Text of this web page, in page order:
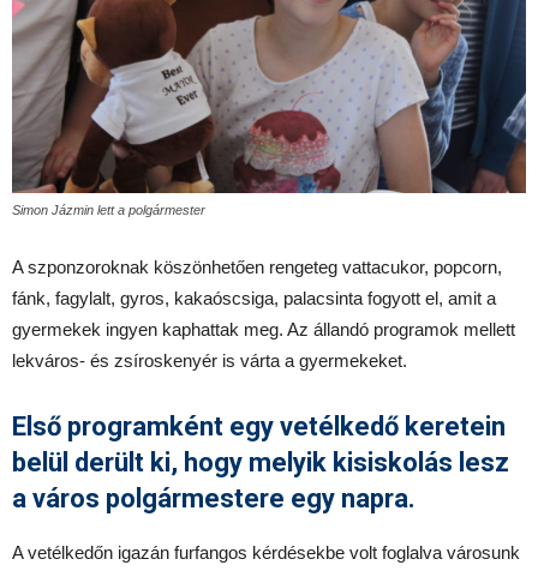
Simon Jázmin lett a polgármester
A szponzoroknak köszönhetően rengeteg vattacukor, popcorn,
fánk, fagylalt, gyros, kakaóscsiga, palacsinta fogyott el, amit a
gyermekek ingyen kaphattak meg. Az állandó programok mellett
lekváros- és zsíroskenyér is várta a gyermekeket.
Első programként egy vetélkedő keretein
belül derült ki, hogy melyik kisiskolás lesz
a város polgármestere egy napra.
A vetélkedőn igazán furfangos kérdésekbe volt foglalva városunk